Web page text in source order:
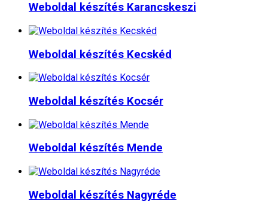
Weboldal készítés​ Karancskeszi
Weboldal készítés​ Kecskéd
Weboldal készítés​ Kocsér
Weboldal készítés​ Mende
Weboldal készítés​ Nagyréde